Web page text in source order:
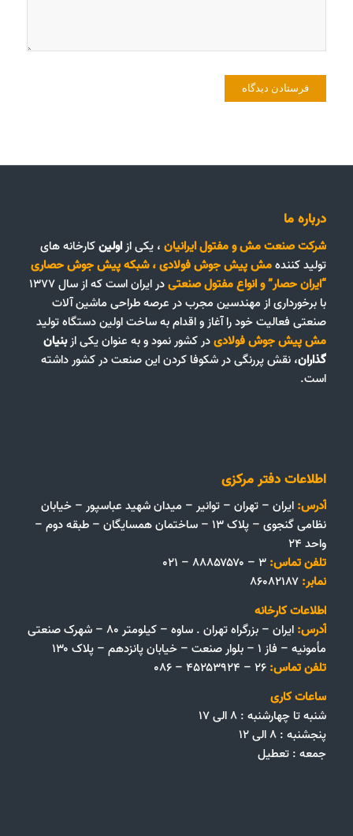
درباره ما
شرکت صنعت مش و مفتول ایرانیان، یکی ازاولینکارخانه های
تولید کنندهمش پیش جوش فولادی،شبکه پیش جوش حصاری
“ایران حصار”وانواع مفتول صنعتی
در ایران است که از سال ۱۳۷۷
با برخورداری از مهندسین مجرب در عرصه طراحی ماشین آلات
صنعتی فعالیت خود را آغاز و اقدام به ساخت اولین دستگاه تولید
مش پیش جوش فولادیدر کشور نمود و به عنوان یکی ازبنیان
گذاران، نقش پررنگی در شکوفا کردن این صنعت در کشور داشته
است.
اطلاعات دفتر مرکزی
آدرس: ایران – تهران – توانیر – میدان شهید عباسپور – خیابان
نظامی گنجوی – پلاک ۱۳ – ساختمان همسایگان – طبقه دوم –
واحد ۲۴
تلفن تماس:
نمابر:
اطلاعات کارخانه
آدرس:
ایران – بزرگراه تهران . ساوه – کیلومتر ۸۰ – شهرک صنعتی
مأمونیه – فاز ۱ – بلوار صنعت – خیابان پانزدهم – پلاک ۱۳۰
تلفن تماس:
ساعات کاری
شنبه تا چهارشنبه : ۸ الی ۱۷
پنجشنبه : ۸ الی ۱۲
جمعه‌ :‌ تعطیل